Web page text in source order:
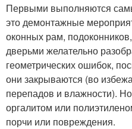
Первыми выполняются
это демонтажные
оконных рам,
дверьми желательно
геометрических ошибок,
они закрываются (во
перепадов и влажности).
оргалитом или
порчи или повреждения.